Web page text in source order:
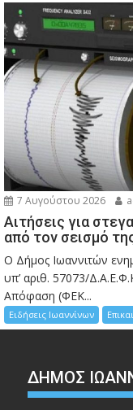
7 Αυγούστου 2026
Αιτήσεις για
από τον σεισμό
Ο Δήμος Ιωαννιτών
υπ’ αριθ. 57073/
Απόφαση (ΦΕΚ...
Ειδήσεις Ιωαννίνων
ΔΗΜΟΣ